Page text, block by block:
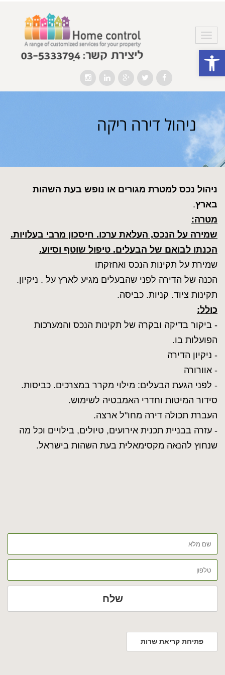
פתח סרגל נגישות
תפריט
Facebook
Twitter
Google+
LinkedIn
Instagram
ניהול דירה ריקה
ניהול נכס למטרת מגורים או נופש בעת השהות
בארץ.
מטרה:
שמירה על הנכס, העלאת ערכו. חיסכון מרבי בעלויות.
הכנתו לבואם של הבעלים. טיפול שוטף וסיוע.
שמירת על תקינות הנכס ואחזקתו
הכנה של הדירה לפני שהבעלים מגיע לארץ על . ניקיון.
תקינות ציוד. קניות. כביסה.
כולל:
- ביקור בדיקה ובקרה של תקינות הנכס והמערכות
הפועלות בו.
- ניקיון הדירה
- אוורורה
- לפני הגעת הבעלים: מילוי מקרר במצרכים. כביסות.
סידור המיטות וחדרי האמבטיה לשימוש.
העברת תכולה דירה מחו"ל ארצה.
- עזרה בבניית תכנית אירועים, טיולים, בילויים וכל מה
שנחוץ להנאה מקסימאלית בעת השהות בישראל.
שם
מלא
טלפון
שלח
פתיחת קריאת שרות